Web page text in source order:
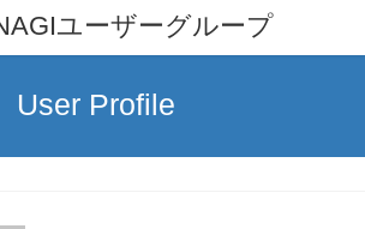
ユーザーグループ
User Profile